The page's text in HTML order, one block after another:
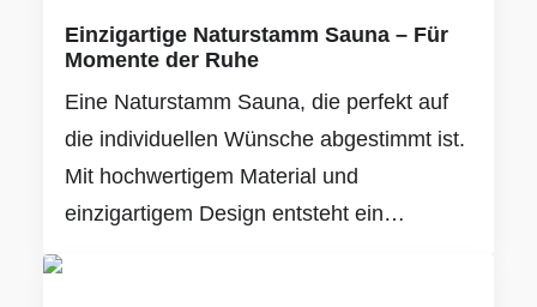
Einzigartige Naturstamm Sauna – Für
Momente der Ruhe
Eine Naturstamm Sauna, die perfekt auf
die individuellen Wünsche abgestimmt ist.
Mit hochwertigem Material und
einzigartigem Design entsteht ein…